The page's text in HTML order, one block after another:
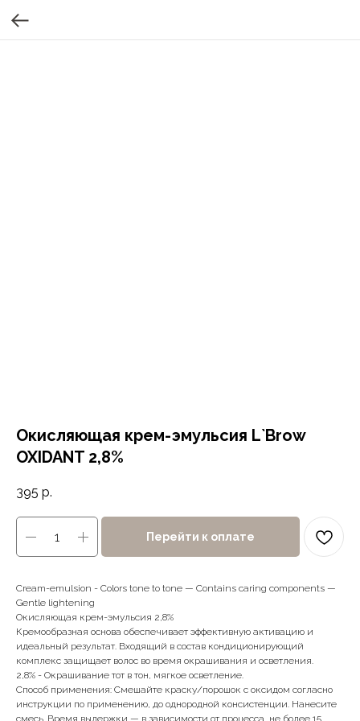
Окисляющая крем-эмульсия L`Brow
OXIDANT 2,8%
395 р.
Перейти к оплате
Cream-emulsion - Colors tone to tone — Contains caring components —
Gentle lightening
Окисляющая крем-эмульсия 2,8%
Кремообразная основа обеспечивает эффективную активацию и
идеальный результат. Входящий в состав кондиционирующий
комплекс защищает волос во время окрашивания и осветления.
2,8% - Окрашивание тот в тон, мягкое осветление.
Способ применения: Смешайте краску/порошок с оксидом согласно
инструкции по применению, до однородной консистенции. Нанесите